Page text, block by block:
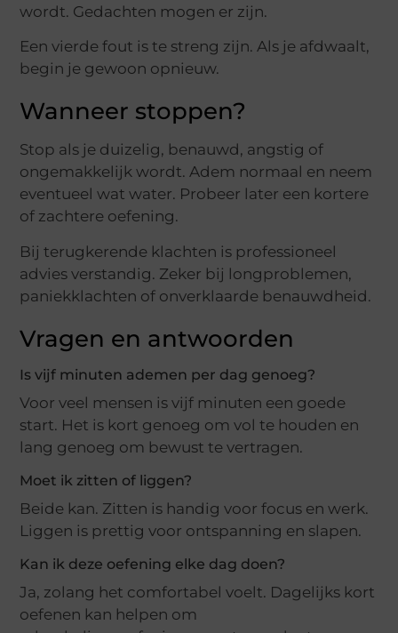
wordt. Gedachten mogen er zijn.
Een vierde fout is te streng zijn. Als je afdwaalt,
begin je gewoon opnieuw.
Wanneer stoppen?
Stop als je duizelig, benauwd, angstig of
ongemakkelijk wordt. Adem normaal en neem
eventueel wat water. Probeer later een kortere
of zachtere oefening.
Bij terugkerende klachten is professioneel
advies verstandig. Zeker bij longproblemen,
paniekklachten of onverklaarde benauwdheid.
Vragen en antwoorden
Is vijf minuten ademen per dag genoeg?
Voor veel mensen is vijf minuten een goede
start. Het is kort genoeg om vol te houden en
lang genoeg om bewust te vertragen.
Moet ik zitten of liggen?
Beide kan. Zitten is handig voor focus en werk.
Liggen is prettig voor ontspanning en slapen.
Kan ik deze oefening elke dag doen?
Ja, zolang het comfortabel voelt. Dagelijks kort
oefenen kan helpen om